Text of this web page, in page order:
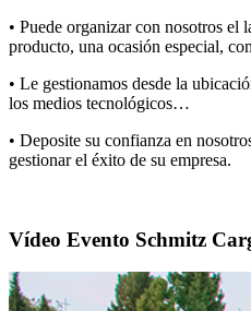
• Puede organizar con nosotros el
producto, una ocasión especial,
• Le gestionamos desde la
los medios tecnológicos…
• Deposite su confianza en
gestionar el éxito de su empresa.
Vídeo Evento Schmitz